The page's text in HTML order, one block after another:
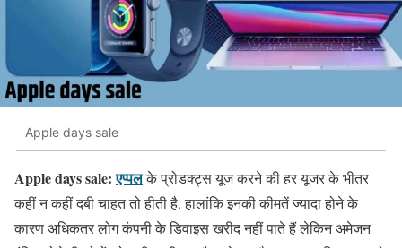
Apple days sale
Apple days sale:एप्पलके प्रोडक्ट्स यूज करने की हर यूजर के भीतर
कहीं न कहीं दबी चाहत तो हीती है. हालांकि इनकी कीमतें ज्यादा होने के
कारण अधिकतर लोग कंपनी के डिवाइस खरीद नहीं पाते हैं लेकिन अमेजन